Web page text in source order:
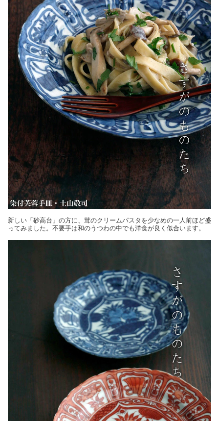
新しい「砂高台」の方に、茸のクリームパスタを少なめの一人前ほど盛
ってみました。不要手は和のうつわの中でも洋食が良く似合います。